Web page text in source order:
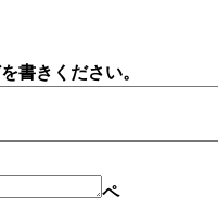
書きください。
ペ